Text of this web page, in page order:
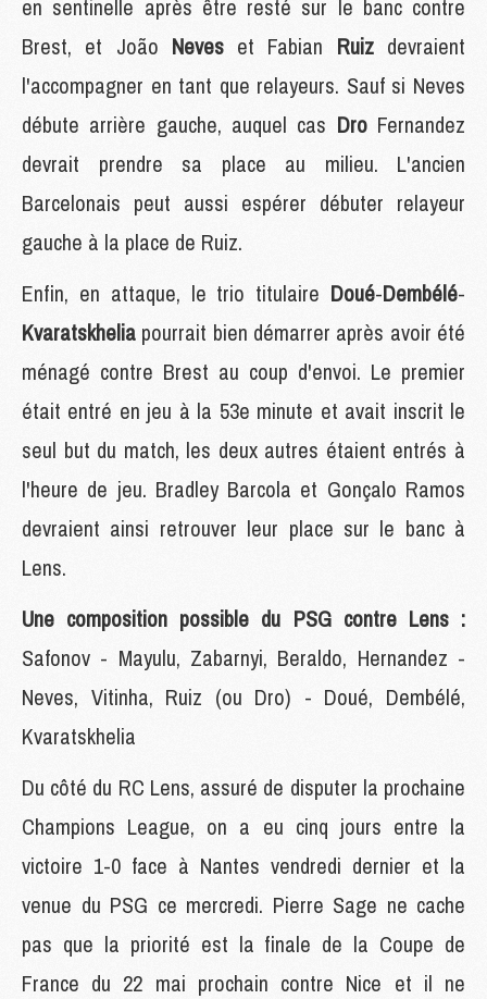
en sentinelle après être resté sur le banc contre
Brest, et João Neves et Fabian Ruiz devraient
l'accompagner en tant que relayeurs. Sauf si Neves
débute arrière gauche, auquel cas Dro Fernandez
devrait prendre sa place au milieu. L'ancien
Barcelonais peut aussi espérer débuter relayeur
gauche à la place de Ruiz.
Enfin, en attaque, le trio titulaire Doué-Dembélé-
Kvaratskhelia pourrait bien démarrer après avoir été
ménagé contre Brest au coup d'envoi. Le premier
était entré en jeu à la 53e minute et avait inscrit le
seul but du match, les deux autres étaient entrés à
l'heure de jeu. Bradley Barcola et Gonçalo Ramos
devraient ainsi retrouver leur place sur le banc à
Lens.
Une composition possible du PSG contre Lens :
Safonov - Mayulu, Zabarnyi, Beraldo, Hernandez -
Neves, Vitinha, Ruiz (ou Dro) - Doué, Dembélé,
Kvaratskhelia
Du côté du RC Lens, assuré de disputer la prochaine
Champions League, on a eu cinq jours entre la
victoire 1-0 face à Nantes vendredi dernier et la
venue du PSG ce mercredi. Pierre Sage ne cache
pas que la priorité est la finale de la Coupe de
France du 22 mai prochain contre Nice et il ne